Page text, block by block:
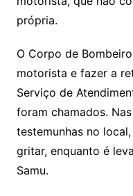
própria.
O Corpo de
motorista e fazer a
Serviço de
foram chamados.
testemunhas no
gritar, enquanto é
Samu.